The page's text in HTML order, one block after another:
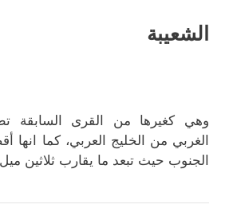
الشعيبة
وهي كغيرها من القرى السابقة
الغربي من الخليج العربي، كما
الجنوب حيث تبعد ما يقارب ثلاثين